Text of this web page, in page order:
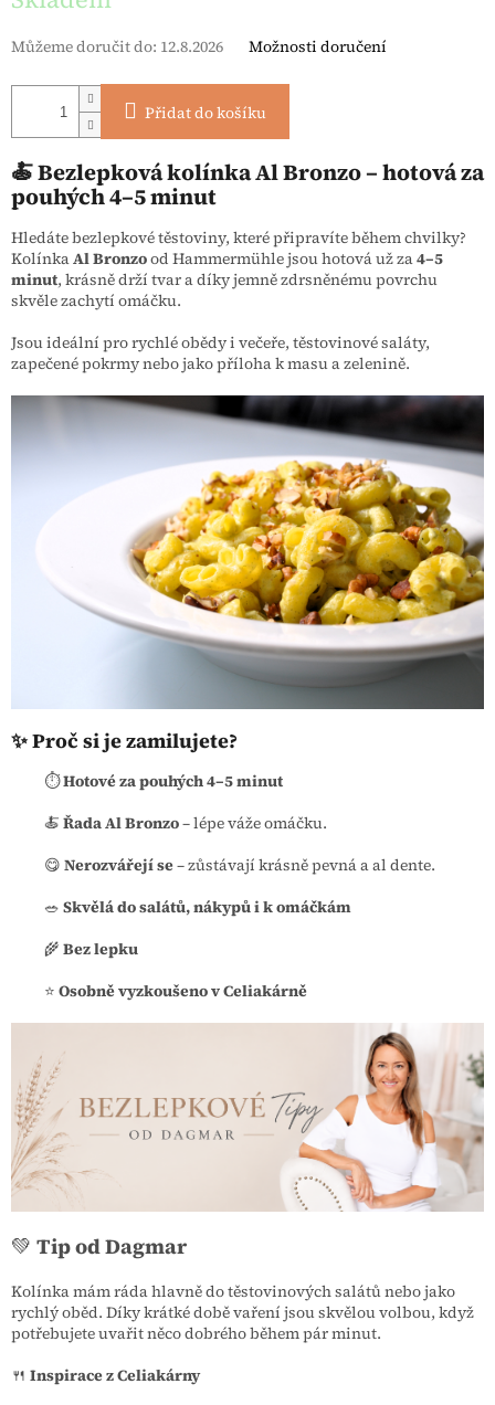
Můžeme doručit do: 12.8.2026 Možnosti doručení
Přidat do košíku
🍝 Bezlepková kolínka Al Bronzo – hotová za
pouhých 4–5 minut
Hledáte bezlepkové těstoviny, které připravíte během chvilky?
KolínkaAl Bronzood Hammermühle jsou hotová už za4–5
minut, krásně drží tvar a díky jemně zdrsněnému povrchu
skvěle zachytí omáčku.
Jsou ideální pro rychlé obědy i večeře, těstovinové saláty,
zapečené pokrmy nebo jako příloha k masu a zelenině.
✨ Proč si je zamilujete?
⏱️Hotové za pouhých 4–5 minut
🍝 Řada Al Bronzo– lépe váže omáčku.
😋 Nerozvářejí se– zůstávají krásně pevná a al dente.
🥗 Skvělá do salátů, nákypů i k omáčkám
🌾 Bez lepku
⭐ Osobně vyzkoušeno v Celiakárně
💚 Tip od Dagmar
Kolínka mám ráda hlavně do těstovinových salátů nebo jako
rychlý oběd. Díky krátké době vaření jsou skvělou volbou, když
potřebujete uvařit něco dobrého během pár minut.
🍴 Inspirace z Celiakárny